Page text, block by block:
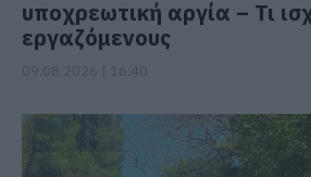
υποχρεωτική αργία – Τι
εργαζόμενους